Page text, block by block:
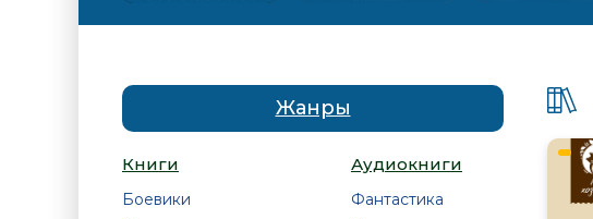
Жанры
Книги
Боевики
Аудиокниги
Фантастика